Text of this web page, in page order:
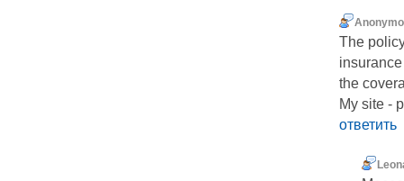
The
the
My site -
ответить